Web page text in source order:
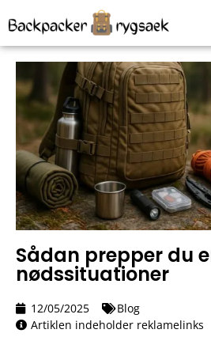
Sådan prepper du
nødssituationer
12/05/2025
Blog
Artiklen indeholder reklamelinks